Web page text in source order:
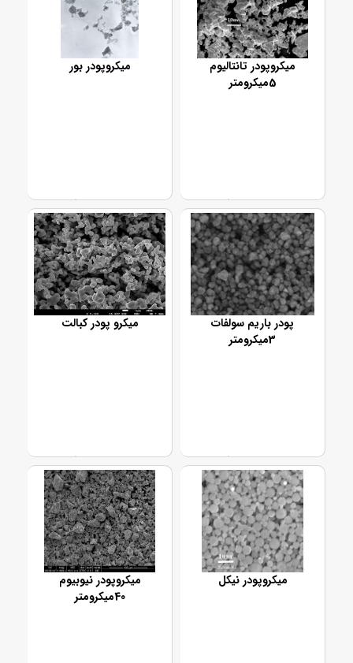
میکروپودر تانتالیوم
5میکرومتر
تماس بگیرید
میکروپودر بور
تماس بگیرید
پودر باریم سولفات
3میکرومتر
تماس بگیرید
میکرو پودر کبالت
تماس بگیرید
میکروپودر نیکل
میکروپودر نیوبیوم
40میکرومتر